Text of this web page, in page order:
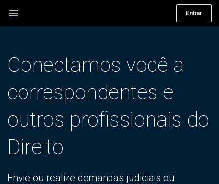
menu Entrar
Conectamos você a
correspondentes e
outros profissionais do
Direito
Envie ou realize demandas judiciais ou